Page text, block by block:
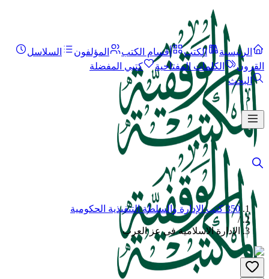
الرئيسية الكتب أقسام الكتب المؤلفون
السلاسل
القرون
الكلمات المفتاحية
كتبي المفضلة
البحث
350 كتب الإدارة والسلطة التنفيذية الحكومية
/
الإدارة الاسلامية فى عز العرب